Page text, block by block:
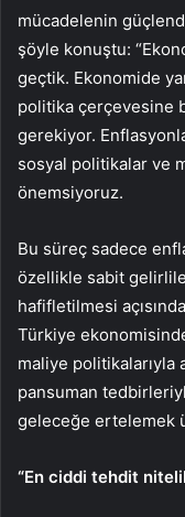
mücadelenin
şöyle konuştu:
geçtik. Ekonomide
politika çerçevesine
gerekiyor.
sosyal politikalar ve
önemsiyoruz.
Bu süreç sadece
özellikle sabit
hafifletilmesi
Türkiye
maliye politikalarıyla
pansuman
geleceğe ertelemek
“En ciddi tehdit